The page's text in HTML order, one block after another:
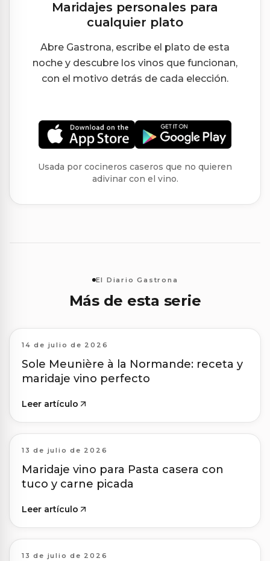
Maridajes personales para
cualquier plato
Abre Gastrona, escribe el plato de esta
noche y descubre los vinos que funcionan,
con el motivo detrás de cada elección.
Usada por cocineros caseros que no quieren
adivinar con el vino.
El Diario Gastrona
Más de esta serie
14 de julio de 2026
Sole Meunière à la Normande: receta y
maridaje vino perfecto
Leer artículo
13 de julio de 2026
Maridaje vino para Pasta casera con
tuco y carne picada
Leer artículo
13 de julio de 2026